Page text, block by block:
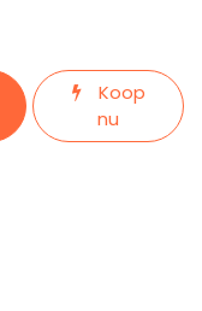
Koop
nu